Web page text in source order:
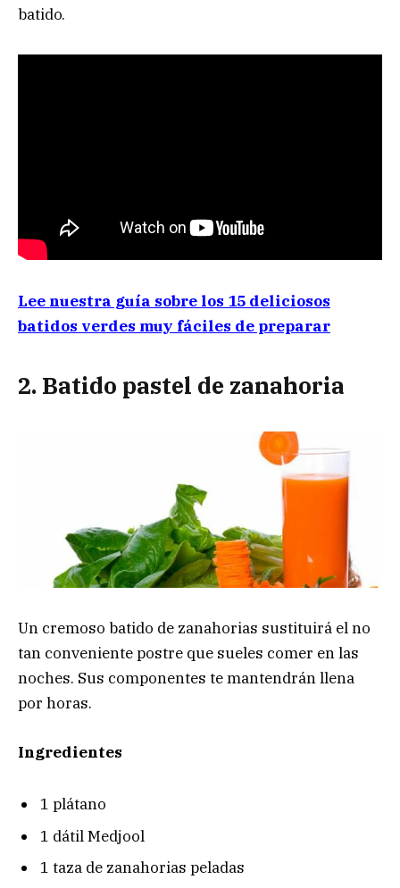
batido.
Lee nuestra guía sobre los 15 deliciosos
batidos verdes muy fáciles de preparar
2. Batido pastel de zanahoria
Un cremoso batido de zanahorias sustituirá el no
tan conveniente postre que sueles comer en las
noches. Sus componentes te mantendrán llena
por horas.
Ingredientes
1 plátano
1 dátil Medjool
1 taza de zanahorias peladas